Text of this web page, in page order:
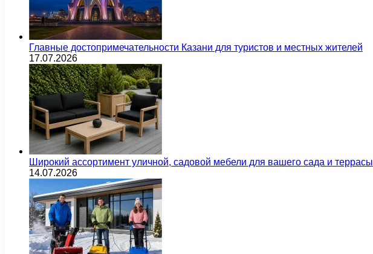
Главные достопримечательности Казани для туристов и местных жителей
17.07.2026
Широкий ассортимент уличной, садовой мебели для вашего сада и террасы
14.07.2026